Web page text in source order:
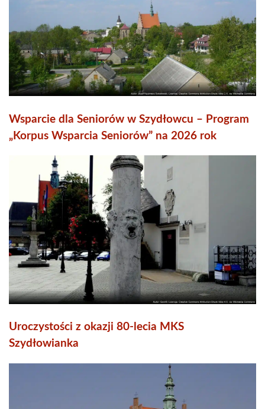
Wsparcie dla Seniorów w Szydłowcu – Program
„Korpus Wsparcia Seniorów” na 2026 rok
Uroczystości z okazji 80-lecia MKS
Szydłowianka